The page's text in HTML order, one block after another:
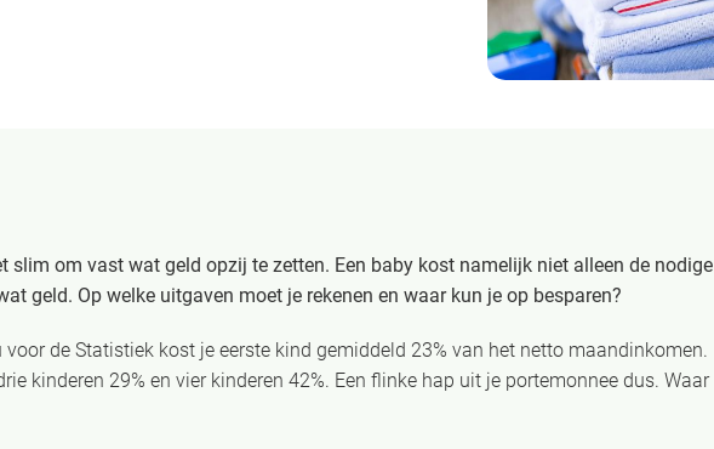
slim om vast wat geld opzij te zetten. Een baby kost namelijk niet alleen de nodige
geld. Op welke uitgaven moet je rekenen en waar kun je op besparen?
de Statistiek kost je eerste kind gemiddeld 23% van het netto maandinkomen.
kinderen 29% en vier kinderen 42%. Een flinke hap uit je portemonnee dus. Waar